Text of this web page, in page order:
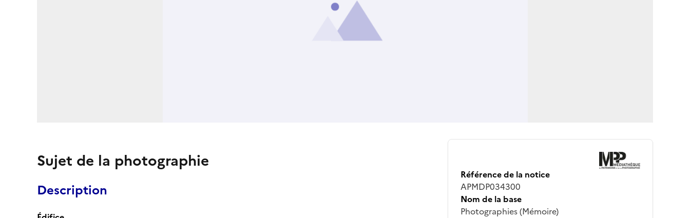
Sujet de la photographie
Description
Référence de la notice
APMDP034300
Nom de la base
Photographies (Mémoire)